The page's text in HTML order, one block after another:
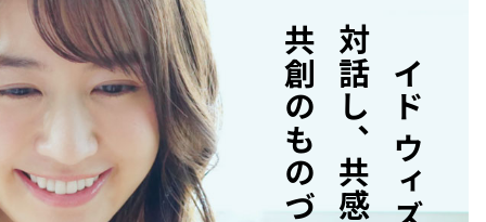
対話し、共感し、